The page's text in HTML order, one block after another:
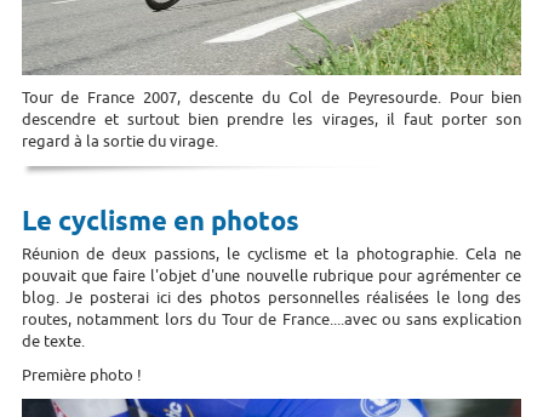
Tour de France 2007, descente du Col de Peyresourde. Pour bien
descendre et surtout bien prendre les virages, il faut porter son
regard à la sortie du virage.
Le cyclisme en photos
Réunion de deux passions, le cyclisme et la photographie. Cela ne
pouvait que faire l'objet d'une nouvelle rubrique pour agrémenter ce
blog. Je posterai ici des photos personnelles réalisées le long des
routes, notamment lors du Tour de France....avec ou sans explication
de texte.
Première photo !